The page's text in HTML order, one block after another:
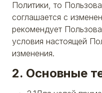
Политики, то
соглашается с
рекомендует
условия настоящей
изменения.
2. Основные